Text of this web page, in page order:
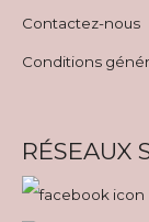
Contactez-nous
Conditions
RÉSEAUX